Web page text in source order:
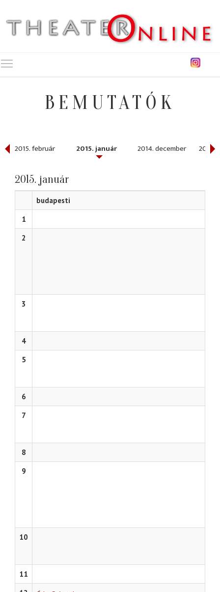
BEMUTATÓK
2015. február 2015. január 2014. december 2014.
2015. január
budapesti
1
2
3
4
5
6
7
8
9
10
11